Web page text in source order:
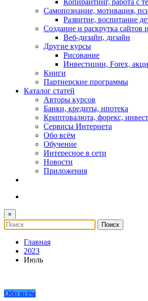
Самопознание, мотивация,
Развитие, воспитание
Создание и раскрутка сайтов
Веб-дизайн, дизайн
Другие курсы
Рисование
Инвестиции, Forex,
Книги
Партнерские программы
Каталог статей
Авторы курсов
Банки, кредиты, ипотека
Криптовалюта, форекс,
Сервисы Интернета
Обо всём
Обучение
Интересное в сети
Новости
Приложения
×
Главная
2023
Июль
Обо всём